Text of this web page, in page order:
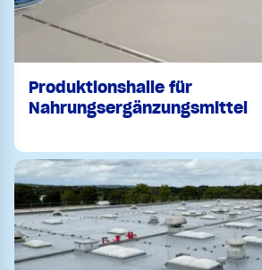
Produktionshalle für
Nahrungsergänzungsmittel